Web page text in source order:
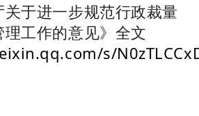
关于进一步规范行政裁量
工作的意见》全文
s/